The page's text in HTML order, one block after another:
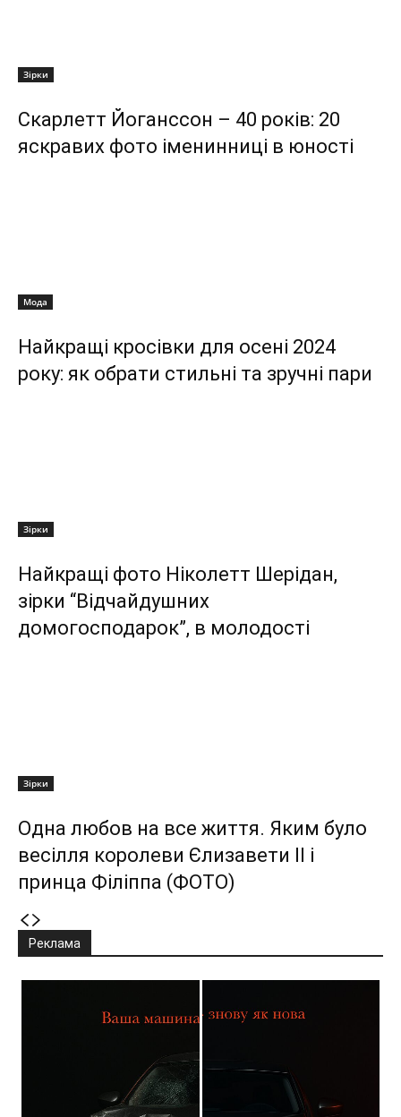
Зірки
Скарлетт Йоганссон – 40 років: 20
яскравих фото іменинниці в юності
Мода
Найкращі кросівки для осені 2024
року: як обрати стильні та зручні пари
Зірки
Найкращі фото Ніколетт Шерідан,
зірки “Відчайдушних
домогосподарок”, в молодості
Зірки
Одна любов на все життя. Яким було
весілля королеви Єлизавети II і
принца Філіппа (ФОТО)
Реклама